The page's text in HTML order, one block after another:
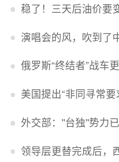
稳了！三天后油价要变
演唱会的风，吹到了
俄罗斯“终结者”战车更名“斯皮里顿”
美国提出“非同寻常要求”，双方多个领域分
外交部：''台独''势力
领导层更替完成后，西尔维奥·